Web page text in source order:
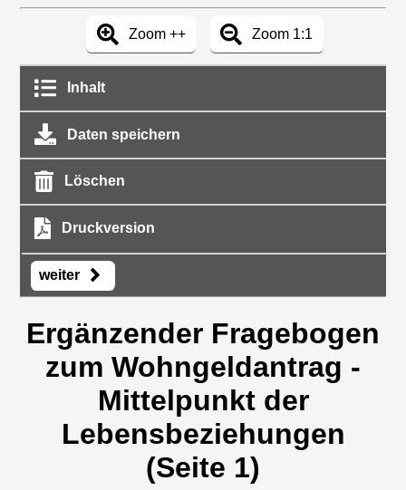
Zoom ++ Zoom 1:1
Inhalt
Daten speichern
Löschen
Druckversion
weiter
Ergänzender Fragebogen
zum Wohngeldantrag -
Mittelpunkt der
Lebensbeziehungen
(Seite 1)